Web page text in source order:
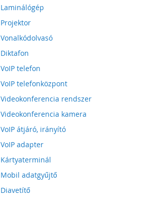
Laminálógép
Projektor
Vonalkódolvasó
Diktafon
VoIP telefon
VoIP telefonközpont
Videokonferencia rendszer
Videokonferencia kamera
VoIP átjáró, irányító
VoIP adapter
Kártyaterminál
Mobil adatgyűjtő
Diavetítő